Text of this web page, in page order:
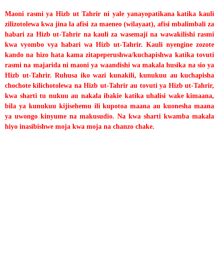
Maoni rasmi ya Hizb ut Tahrir ni yale yanayopatikana katika kauli
zilizotolewa kwa jina la afisi za maeneo (wilayaat), afisi mbalimbali za
habari za Hizb ut-Tahrir na kauli za wasemaji na wawakilishi rasmi
kwa vyombo vya habari wa Hizb ut-Tahrir. Kauli nyengine zozote
kando na hizo hata kama zitapeperushwa/kuchapishwa katika tovuti
rasmi na majarida ni maoni ya waandishi wa makala husika na sio ya
Hizb ut-Tahrir. Ruhusa iko wazi kunakili, kunukuu au kuchapisha
chochote kilichotolewa na Hizb ut-Tahrir au tovuti ya Hizb ut-Tahrir,
kwa sharti tu nukuu au nakala ibakie katika uhalisi wake kimaana,
bila ya kunukuu kijisehemu ili kupotoa maana au kuonesha maana
ya uwongo kinyume na makusudio. Na kwa sharti kwamba makala
hiyo inasibishwe moja kwa moja na chanzo chake.